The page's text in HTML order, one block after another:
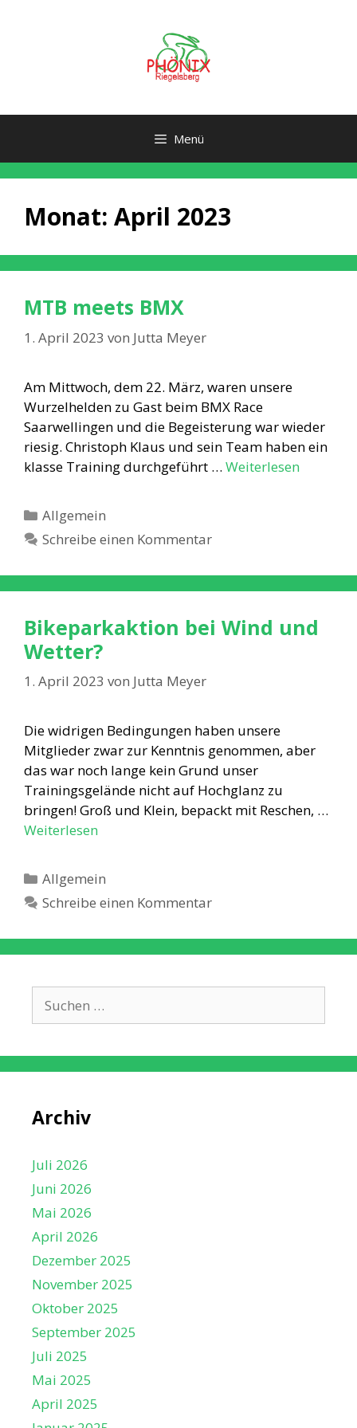
Menü
Monat: April 2023
MTB meets BMX
1. April 2023 von Jutta Meyer
Am Mittwoch, dem 22. März, waren unsere
Wurzelhelden zu Gast beim BMX Race
Saarwellingen und die Begeisterung war wieder
riesig. Christoph Klaus und sein Team haben ein
klasse Training durchgeführt … Weiterlesen
Kategorien
Allgemein
Schreibe einen Kommentar
Bikeparkaktion bei Wind und
Wetter?
1. April 2023 von Jutta Meyer
Die widrigen Bedingungen haben unsere
Mitglieder zwar zur Kenntnis genommen, aber
das war noch lange kein Grund unser
Trainingsgelände nicht auf Hochglanz zu
bringen! Groß und Klein, bepackt mit Reschen, …
Weiterlesen
Kategorien
Allgemein
Schreibe einen Kommentar
nach:
Archiv
Juli 2026
Juni 2026
Mai 2026
April 2026
Dezember 2025
November 2025
Oktober 2025
September 2025
Juli 2025
Mai 2025
April 2025